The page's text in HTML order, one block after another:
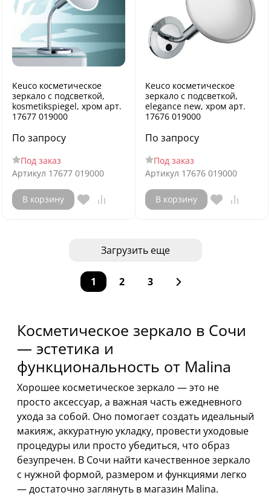
Keuco косметическое
зеркало с подсветкой,
kosmetikspiegel, хром арт.
17677 019000
По запросу
Под заказ
Артикул 17677 019000
В корзину
Keuco косметическое
зеркало с подсветкой,
elegance new, хром арт.
17676 019000
По запросу
Под заказ
Артикул 17676 019000
В корзину
Загрузить еще
1 2 3
Косметическое зеркало в Сочи
— эстетика и
функциональность от Malina
Хорошее косметическое зеркало — это не
просто аксессуар, а важная часть ежедневного
ухода за собой. Оно помогает создать идеальный
макияж, аккуратную укладку, провести уходовые
процедуры или просто убедиться, что образ
безупречен. В Сочи найти качественное зеркало
с нужной формой, размером и функциями легко
— достаточно заглянуть в магазин Malina.